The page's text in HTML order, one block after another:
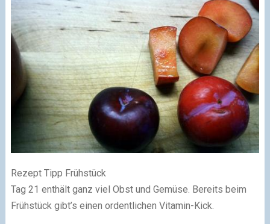
Rezept Tipp Frühstück
Tag 21 enthält ganz viel Obst und Gemüse. Bereits beim
Frühstück gibt’s einen ordentlichen Vitamin-Kick.